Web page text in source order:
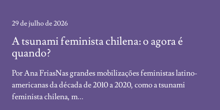
29 de julho de 2026
A tsunami feminista chilena: o agora é
quando?
Por Ana FriasNas grandes mobilizações feministas latino-
americanas da década de 2010 a 2020, como a tsunami
feminista chilena, m...